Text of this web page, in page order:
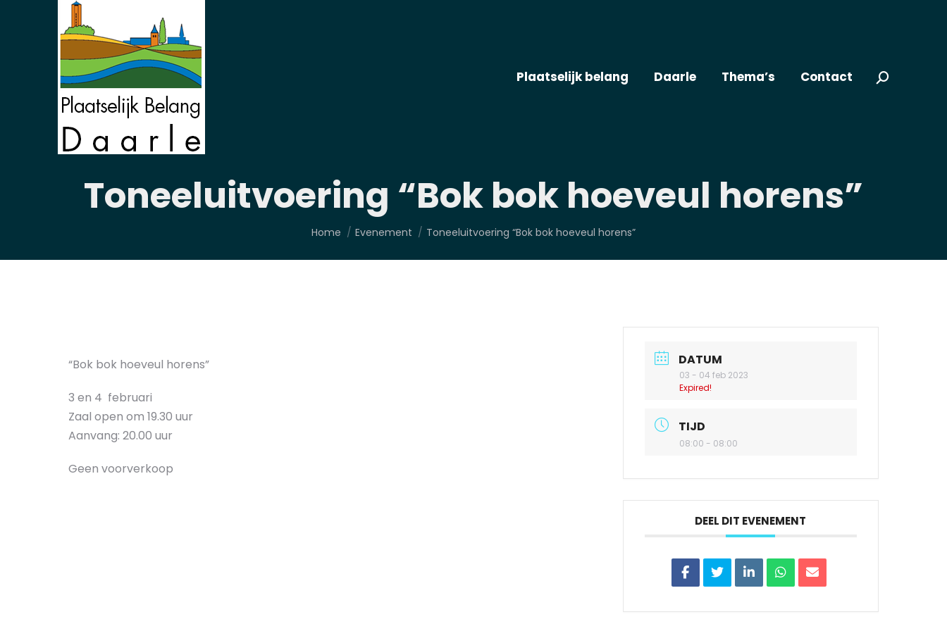
Plaatselijk belang Daarle Thema’s Contact Zoeken:
Toneeluitvoering “Bok bok hoeveul horens”
Je bent hier:
Home Evenement Toneeluitvoering “Bok bok hoeveul horens”
“Bok bok hoeveul horens”
3 en 4 februari
Zaal open om 19.30 uur
Aanvang: 20.00 uur
Geen voorverkoop
DATUM
03 - 04 feb 2023
Expired!
TIJD
08:00 - 08:00
DEEL DIT EVENEMENT